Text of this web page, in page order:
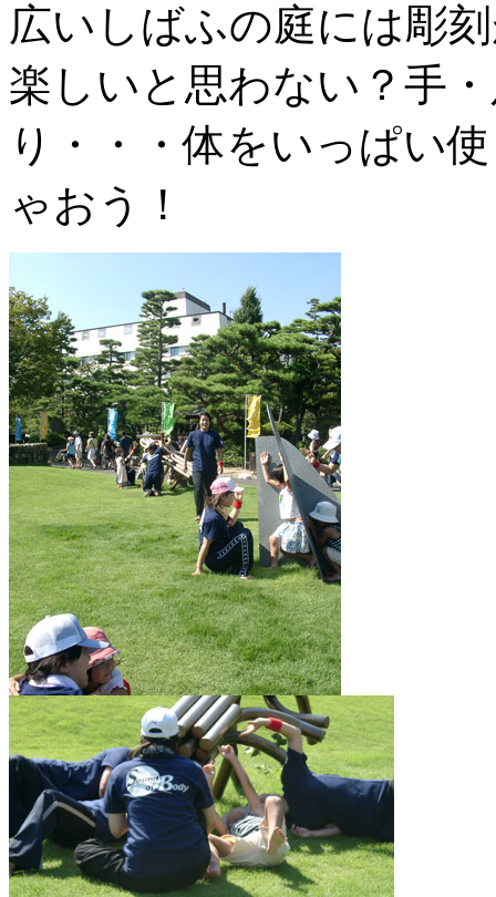
広いしばふの庭には彫
楽しいと思わない？手
り・・・体をいっぱい
ゃおう！